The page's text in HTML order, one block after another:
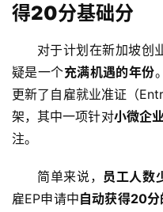
得20分基础分
对于计划在新加坡创
疑是一个充满机遇的年份
更新了自雇就业准证（
架，其中一项针对小微企
注。
简单来说， 员工人数
雇EP申请中自动获得20